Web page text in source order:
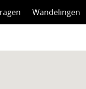
Wandelingen